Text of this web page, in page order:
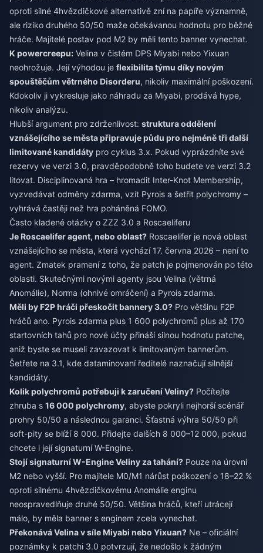
oproti silné 4hvězdičkové alternativě zní na papíře významně,
ale riziko druhého 50/50 maže očekávanou hodnotu pro běžné
hráče. Majitelé postav pod M2 by měli tento banner vynechat.
K powercreepu: Velina v čistém DPS Miyabi nebo Yixuan
neohrožuje. Její výhodou je flexibilita týmu díky novým
spouštěčům větrného Disorderu, nikoliv maximální poškození.
Kdokoliv ji vykresluje jako náhradu za Miyabi, prodává hype,
nikoliv analýzu.
Hlubší argument pro zdrženlivost: struktura oddělení
vznášejícího se města připravuje půdu pro nejméně tři další
limitované kandidáty pro cyklus 3.x. Pokud vyprázdníte své
rezervy ve verzi 3.0, pravděpodobně toho budete ve verzi 3.2
litovat. Disciplinovaná hra – hromadit Inter-Knot Membership,
vyzvedávat odměny zdarma, vzít Pyrois a šetřit polychromy –
vyhrává častěji než hra poháněná FOMO.
Často kladené otázky o ZZZ 3.0 a Roscaeliferu
Je Roscaelifer agent, nebo oblast? Roscaelifer je nová oblast
vznášejícího se města, která vychází 17. června 2026 – není to
agent. Zmatek pramení z toho, že patch je pojmenován po této
oblasti. Skutečnými novými agenty jsou Velina (větrná
Anomálie), Norma (ohnivé omráčení) a Pyrois zdarma.
Měli by F2P hráči přeskočit bannery 3.0? Pro většinu F2P
hráčů ano. Pyrois zdarma plus 1 600 polychromů plus až 170
startovních tahů pro nové účty přináší silnou hodnotu patche,
aniž byste se museli zavazovat k limitovaným bannerům.
Šetřete na 3.1, kde dataminovaní ředitelé naznačují silnější
kandidáty.
Kolik polychromů potřebuji k zaručení Veliny? Počítejte
zhruba s 16 000 polychromy, abyste pokryli nejhorší scénář
prohry 50/50 a následnou garanci. Šťastná výhra 50/50 při
soft-pity se blíží 8 000. Přidejte dalších 8 000–12 000, pokud
chcete i její signaturní W-Engine.
Stojí signaturní W-Engine Veliny za tahání? Pouze na úrovni
M2 nebo vyšší. Pro majitele M0/M1 nárůst poškození o 18–22 %
oproti silnému 4hvězdičkovému Anomálie enginu
neospravedlňuje druhé 50/50. Většina hráčů, kteří utrácejí
málo, by měla banner s enginem zcela vynechat.
Překonává Velina v síle Miyabi nebo Yixuan? Ne – oficiální
poznámky k patchi 3.0 potvrzují, že nedošlo k žádným